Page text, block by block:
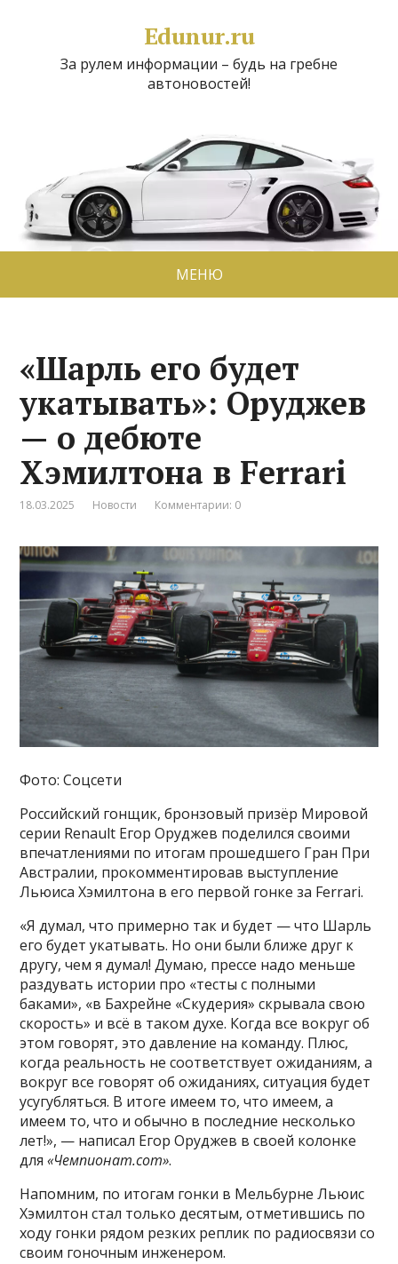
Edunur.ru
За рулем информации – будь на гребне
автоновостей!
МЕНЮ
«Шарль его будет
укатывать»: Оруджев
— о дебюте
Хэмилтона в Ferrari
18.03.2025 Новости Комментарии: 0
Фото: Соцсети
Российский гонщик, бронзовый призёр Мировой
серии Renault Егор Оруджев поделился своими
впечатлениями по итогам прошедшего Гран При
Австралии, прокомментировав выступление
Льюиса Хэмилтона в его первой гонке за Ferrari.
«Я думал, что примерно так и будет — что Шарль
его будет укатывать. Но они были ближе друг к
другу, чем я думал! Думаю, прессе надо меньше
раздувать истории про «тесты с полными
баками», «в Бахрейне «Скудерия» скрывала свою
скорость» и всё в таком духе. Когда все вокруг об
этом говорят, это давление на команду. Плюс,
когда реальность не соответствует ожиданиям, а
вокруг все говорят об ожиданиях, ситуация будет
усугубляться. В итоге имеем то, что имеем, а
имеем то, что и обычно в последние несколько
лет!», — написал Егор Оруджев в своей колонке
для«Чемпионат.com».
Напомним, по итогам гонки в Мельбурне Льюис
Хэмилтон стал только десятым, отметившись по
ходу гонки рядом резких реплик по радиосвязи со
своим гоночным инженером.